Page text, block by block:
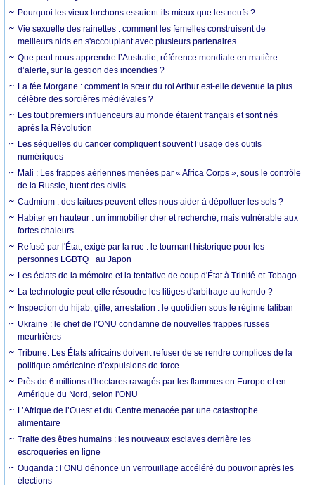
Pourquoi les vieux torchons essuient-ils mieux que les neufs ?
Vie sexuelle des rainettes : comment les femelles construisent de
meilleurs nids en s'accouplant avec plusieurs partenaires
Que peut nous apprendre l’Australie, référence mondiale en matière
d’alerte, sur la gestion des incendies ?
La fée Morgane : comment la sœur du roi Arthur est-elle devenue la plus
célèbre des sorcières médiévales ?
Les tout premiers influenceurs au monde étaient français et sont nés
après la Révolution
Les séquelles du cancer compliquent souvent l’usage des outils
numériques
Mali : Les frappes aériennes menées par « Africa Corps », sous le contrôle
de la Russie, tuent des civils
Cadmium : des laitues peuvent-elles nous aider à dépolluer les sols ?
Habiter en hauteur : un immobilier cher et recherché, mais vulnérable aux
fortes chaleurs
Refusé par l'État, exigé par la rue : le tournant historique pour les
personnes LGBTQ+ au Japon
Les éclats de la mémoire et la tentative de coup d'État à Trinité-et-Tobago
La technologie peut-elle résoudre les litiges d'arbitrage au kendo ?
Inspection du hijab, gifle, arrestation : le quotidien sous le régime taliban
Ukraine : le chef de l’ONU condamne de nouvelles frappes russes
meurtrières
Tribune. Les États africains doivent refuser de se rendre complices de la
politique américaine d’expulsions de force
Près de 6 millions d'hectares ravagés par les flammes en Europe et en
Amérique du Nord, selon l'ONU
L’Afrique de l’Ouest et du Centre menacée par une catastrophe
alimentaire
Traite des êtres humains : les nouveaux esclaves derrière les
escroqueries en ligne
Ouganda : l’ONU dénonce un verrouillage accéléré du pouvoir après les
élections